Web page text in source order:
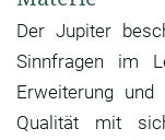
Der Jupiter
Sinnfragen im
Erweiterung
Qualität mit